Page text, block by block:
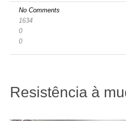
No Comments
1634
0
0
Resistência à